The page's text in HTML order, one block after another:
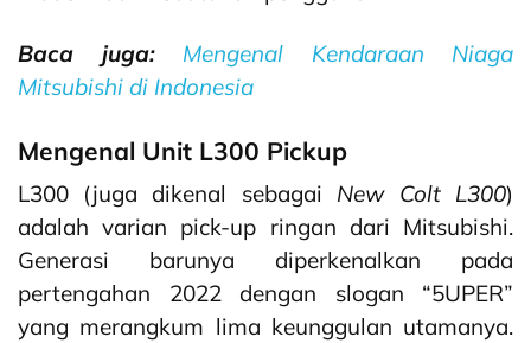
Baca juga:
Mengenal Kendaraan Niaga
Mitsubishi di Indonesia
Mengenal Unit L300 Pickup
L300 (juga dikenal sebagai New Colt L300)
adalah varian pick-up ringan dari Mitsubishi.
Generasi barunya diperkenalkan pada
pertengahan 2022 dengan slogan “5UPER”
yang merangkum lima keunggulan utamanya.